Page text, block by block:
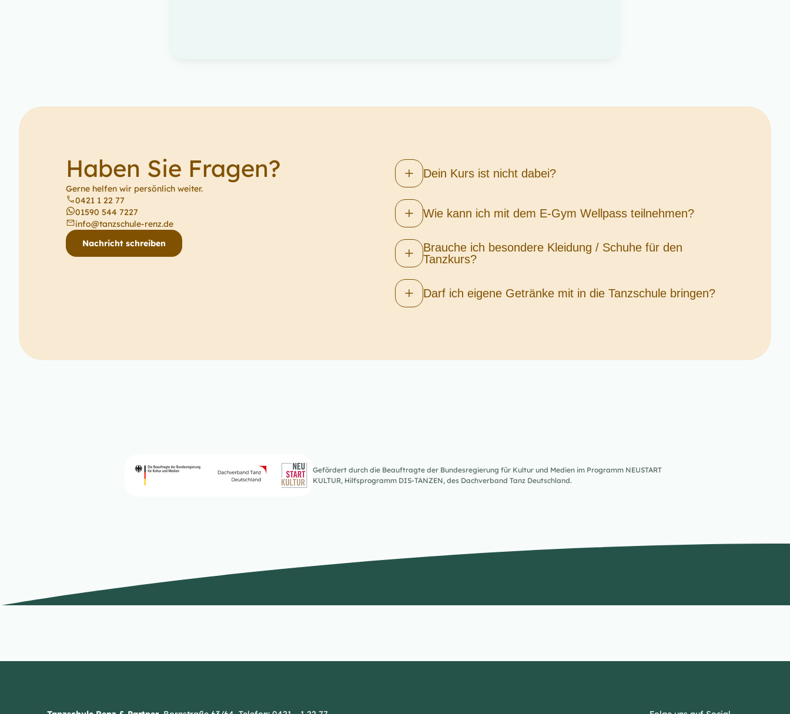
Haben Sie Fragen?
Gerne helfen wir persönlich weiter.
0421 1 22 77
01590 544 7227
info@tanzschule-renz.de
Nachricht schreiben
Dein Kurs ist nicht dabei?
Wie kann ich mit dem E-Gym Wellpass teilnehmen?
Brauche ich besondere Kleidung / Schuhe für den
Tanzkurs?
Darf ich eigene Getränke mit in die Tanzschule bringen?
Gefördert durch die Beauftragte der Bundesregierung für Kultur und Medien im Programm NEUSTART
KULTUR, Hilfsprogramm DIS-TANZEN, des Dachverband Tanz Deutschland.